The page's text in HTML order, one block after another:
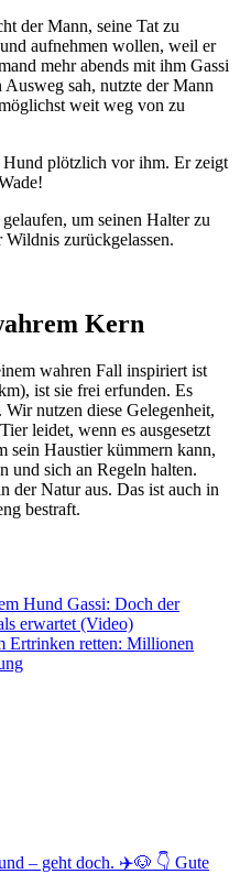
der Mann, seine Tat zu
aufnehmen wollen, weil er
mehr abends mit ihm Gassi
sah, nutzte der Mann
weit weg von zu
Hund plötzlich vor ihm. Er zeigt
um seinen Halter zu
zurückgelassen.
Kern
wahren Fall inspiriert ist
ist sie frei erfunden. Es
. Wir nutzen diese Gelegenheit,
leidet, wenn es ausgesetzt
sein Haustier kümmern kann,
und sich an Regeln halten.
der Natur aus. Das ist auch in
bestraft.
Hund Gassi: Doch der
erwartet (Video)
Ertrinken retten: Millionen
– geht doch. ✈️🐶 👇 Gute